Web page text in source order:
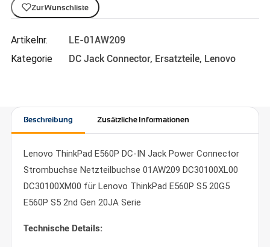
Zur Wunschliste
Artikelnr.
LE-01AW209
Kategorie
DC Jack Connector, Ersatzteile, Lenovo
Beschreibung Zusätzliche Informationen
Lenovo ThinkPad E560P DC-IN Jack Power Connector
Strombuchse Netzteilbuchse 01AW209 DC30100XL00
DC30100XM00 für Lenovo ThinkPad E560P S5 20G5
E560P S5 2nd Gen 20JA Serie
Technische Details: